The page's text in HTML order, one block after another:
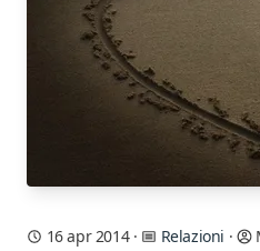
16 apr 2014· Relazioni ·